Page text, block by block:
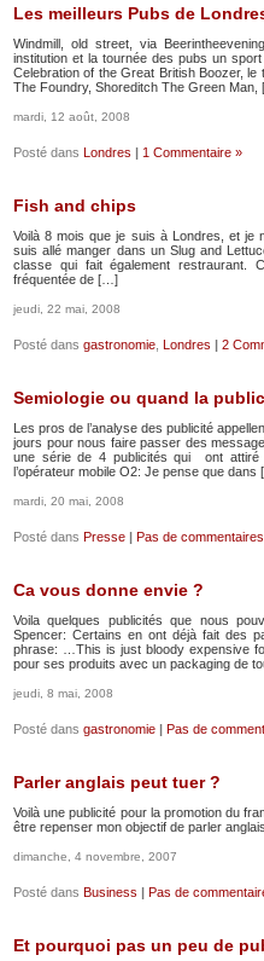
Les meilleurs Pubs de
Windmill, old street, via
institution et la tournée des pubs un
Celebration of the Great British Boozer,
The Foundry, Shoreditch The Green
mardi, 12 août, 2008
Posté dans Londres | 1 Commentaire »
Fish and chips
Voilà 8 mois que je suis à Londres, et je
suis allé manger dans un Slug and
classe qui fait également restraurant.
fréquentée de […]
jeudi, 22 mai, 2008
Posté dans gastronomie Londres | 2
Semiologie ou quand la
Les pros de l’analyse des publicité
jours pour nous faire passer des
une série de 4 publicités qui ont attiré
l’opérateur mobile O2: Je pense que
mardi, 20 mai, 2008
Posté dans Presse | Pas de
Ca vous donne envie ?
Voila quelques publicités que nous
Spencer: Certains en ont déjà fait des
phrase: …This is just bloody expensive
pour ses produits avec un packaging de
jeudi, 8 mai, 2008
Posté dans gastronomie | Pas de
Parler anglais peut tuer ?
Voilà une publicité pour la promotion du
être repenser mon objectif de parler
dimanche, 4 novembre, 2007
Posté dans Business | Pas de
Et pourquoi pas un peu de